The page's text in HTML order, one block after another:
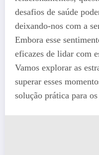
desafios de saúde
deixando-nos com a
Embora esse
eficazes de lidar com
Vamos explorar as
superar esses
solução prática para